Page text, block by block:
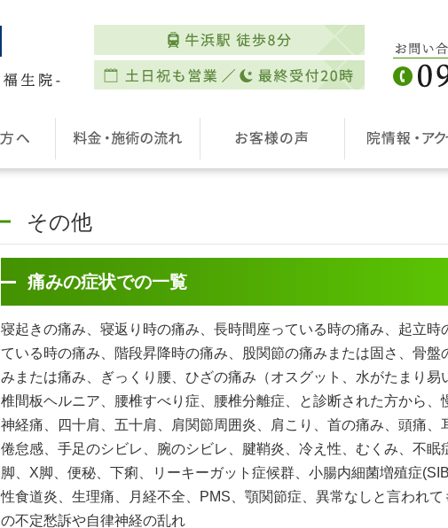
その他
痛みの症状での一覧
寝起きの痛み、寝返り時の痛み、長時間座っている時の痛み、起立時
ている時の痛み、階段昇降時の痛み、股関節の痛みまたは固さ、骨盤
みまたは痛み、ぎっくり腰、ひざの痛み（オスグット、水がたまり易
椎間板ヘルニア、腰椎すべり症、腰椎分離症、と診断された方から、
神経痛、四十肩、五十肩、肩関節周囲炎、肩こり、首の痛み、頭痛、
倦怠感、手足のシビレ、腕のシビレ、腱鞘炎、冷え性、むくみ、不眠
脚、X脚、便秘、下痢、リーキーガット症候群、小腸内細菌増殖症
性食道炎、生理痛、月経不全、PMS、顎関節症、異常なしと言われ
の不定愁訴や自律神経の乱れ